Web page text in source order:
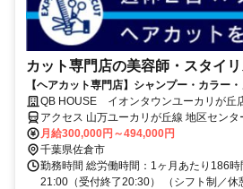
カット専門店の美容師・スタイ
【ヘアカット専門店】シャンプー・カラー
週休2日⇒希望休月3日OK！＜ブランクOK＞
QB HOUSE イオンタウンユーカリが丘
アクセス 山万ユーカリが丘線 地区セン
が丘線 公園徒歩約8分、京成本線 ユーカ
月給300,000円～494,000円
千葉県佐倉市
勤務時間 総労働時間：1ヶ月あたり186
21:00（受付終了20:30） （シフト制／休